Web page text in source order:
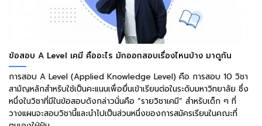
ข้อสอบ A Level เคมี คืออะไร มักออกสอบเรื่องไหนบ้าง มาดูกัน
การสอบ A Level (Applied Knowledge Level) คือ การสอบ 10 วิชา
สามัญหลักสำหรับใช้เป็นคะแนนเพื่อยื่นเข้าเรียนต่อในระดับมหาวิทยาลัย ซึ่ง
หนึ่งในวิชาที่มีในข้อสอบดังกล่าวนั่นคือ “รายวิชาเคมี” สำหรับเด็ก ๆ ที่
วางแผนจะสอบวิชานี้และนำไปเป็นส่วนหนึ่งของการสมัครเรียนในคณะที่